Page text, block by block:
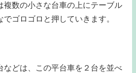
複数の小さな台車の上にテーブル
ゴロゴロと押していきます。
などは、この平台車を２台を並べ